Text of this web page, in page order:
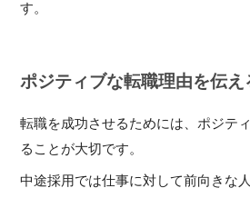
す。
ポジティブな転職理由を伝え
転職を成功させるためには、ポジテ
ることが大切です。
中途採用では仕事に対して前向きな